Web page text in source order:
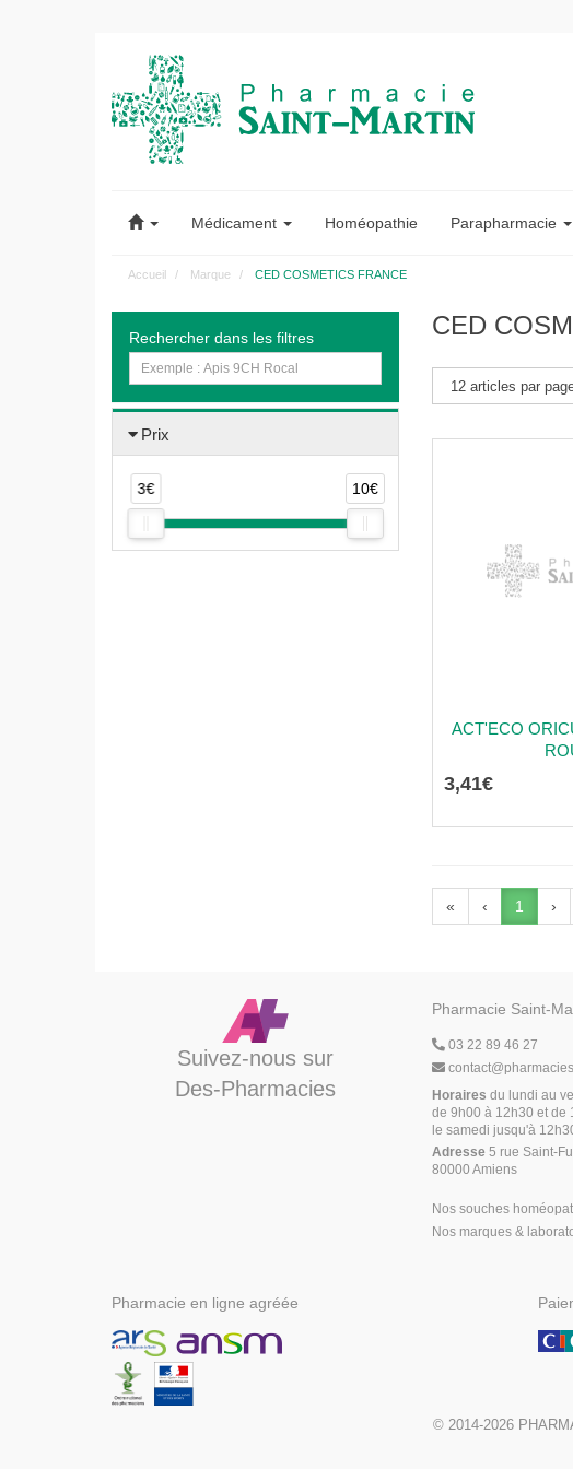
Saint-
Martin
Pharmacie
Saint-
Martin
Amiens
Médicament Homéopathie Parapharmacie
Accueil Marque CED COSMETICS FRANCE
CED
ACT'ECO
3,41€
« ‹ 1 ›
Rechercher dans les filtres
Prix
3€ 10€
Suivez-nous sur
Des-Pharmacies
Pharmacie Saint-
03 22 89 46 27
contact@
Horaires du lundi au
de 9h00 à 12h30 et de
le samedi jusqu'à
Adresse5 rue Saint-
80000 Amiens
Nos souches
Nos marques &
Pharmacie en ligne agréée
© 2014-2026